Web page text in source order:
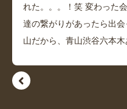
れた。。。！笑 変わった
達の繋がりがあったら出
山だから、青山渋谷六本